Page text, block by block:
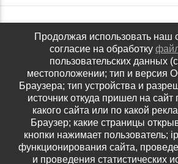
Обращения
Антидопинговое
Контакты
Политика
Продолжая использовать наш
согласие на обработку
пользовательских данных
местоположении; тип и версия
Браузера; тип устройства и
источник откуда пришел на сайт
какого сайта или по какой
Браузер; какие страницы
кнопки нажимает пользователь;
функционирования сайта,
и проведения статистических